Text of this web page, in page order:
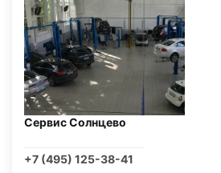
Сервис Солнцево
+7 (495) 125-38-41